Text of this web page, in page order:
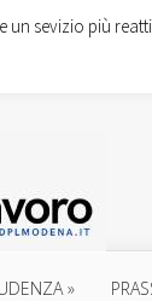
»
un sevizio più